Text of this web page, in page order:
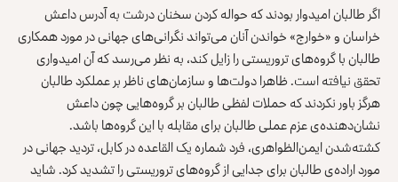
اگر طالبان امیدوار بودند که حواله کردن سخنان درشت به آدرس داعش
خراسان و «خوارج» خواندن آنان می‌تواند نگرانی‌های جهانی در مورد همکاری
طالبان با گروه‌های تروریستی را زایل کند، به نظر می‌رسد که آن امیدواری
تحقق نیافته است. ظاهرا دولت‌ها و سازمان‌های ناظر بر عملکرد طالبان
هرگز باور نکردند که حملات لفظی طالبان بر گروه‌هایی چون داعش
نشان‌دهنده‌ی عزم عملی طالبان برای مقابله با این گروه‌ها باشد.
کشته‌شدن ایمن‌الظواهری، فرد شماره یک القاعده در کابل، تردید جهانی در
مورد اراده‌ی طالبان برای جدایی از گروه‌های تروریستی را تشدید کرد. شاید